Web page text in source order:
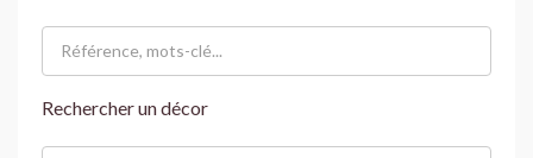
Rechercher un décor